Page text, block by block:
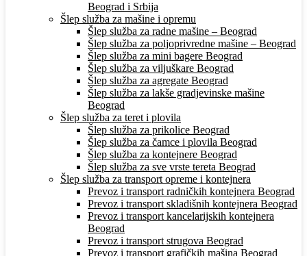
Beograd i Srbija
Šlep služba za mašine i opremu
Šlep služba za radne mašine – Beograd
Šlep služba za poljoprivredne mašine – Beograd
Šlep služba za mini bagere Beograd
Šlep služba za viljuškare Beograd
Šlep služba za agregate Beograd
Šlep služba za lakše gradjevinske mašine
Beograd
Šlep služba za teret i plovila
Šlep služba za prikolice Beograd
Šlep služba za čamce i plovila Beograd
Šlep služba za kontejnere Beograd
Šlep služba za sve vrste tereta Beograd
Šlep služba za transport opreme i kontejnera
Prevoz i transport radničkih kontejnera Beograd
Prevoz i transport skladišnih kontejnera Beograd
Prevoz i transport kancelarijskih kontejnera
Beograd
Prevoz i transport strugova Beograd
Prevoz i transport grafičkih mašina Beograd